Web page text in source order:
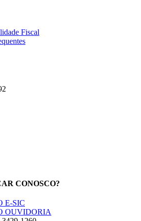
Fiscal
CONOSCO?
E-SIC
OUVIDORIA